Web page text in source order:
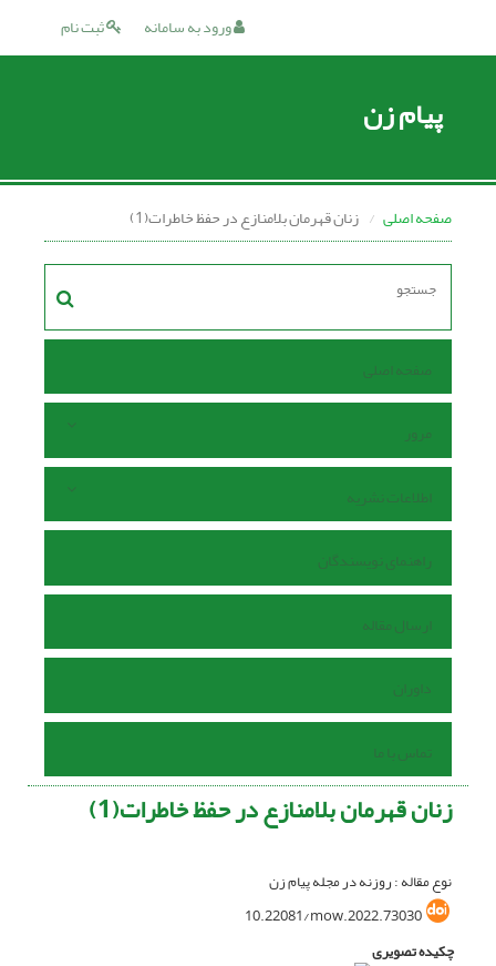
ثبت نام ورود به سامانه
پیام زن
صفحه اصلی زنان قهرمان بلامنازع در حفظ خاطرات(1)
صفحه اصلی
مرور
اطلاعات نشریه
راهنمای نویسندگان
ارسال مقاله
داوران
تماس با ما
زنان قهرمان بلامنازع در حفظ خاطرات(1)
نوع مقاله : روزنه در مجله پیام زن
10.22081/mow.2022.73030
چکیده تصویری